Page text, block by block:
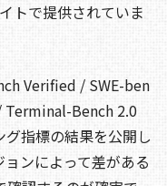
トで提供されていま
Verified / SWE-ben
Bench 2.0
グ指標の結果を公開し
ンによって差がある